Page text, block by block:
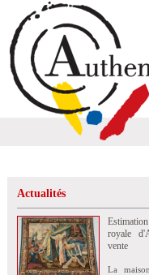
Actualités
royale
vente
La